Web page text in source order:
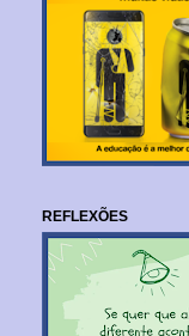
REFLEXÕES